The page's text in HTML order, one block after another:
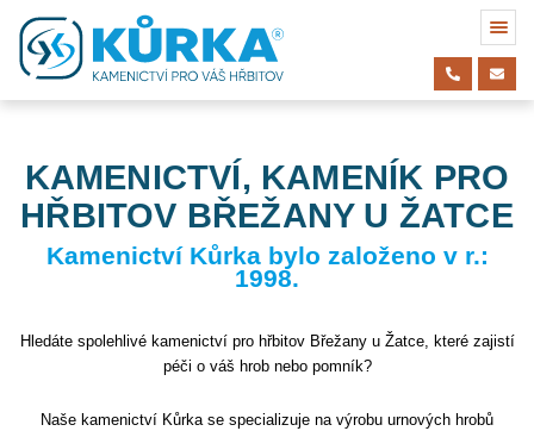
KAMENICTVÍ, KAMENÍK PRO
HŘBITOV BŘEŽANY U ŽATCE
Kamenictví Kůrka bylo založeno v r.:
1998.
Hledáte spolehlivé kamenictví pro hřbitov Břežany u Žatce, které zajistí
péči o váš hrob nebo pomník?
Naše kamenictví Kůrka se specializuje na výrobu urnových hrobů